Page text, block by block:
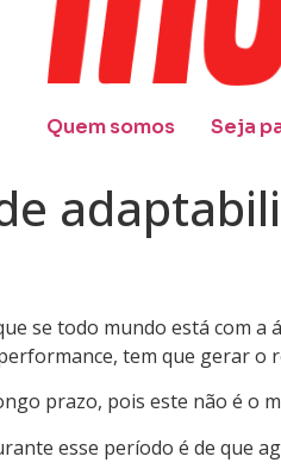
Quem somos Seja
se todo mundo está com
tem que gerar o
prazo, pois este não é o
esse período é de que